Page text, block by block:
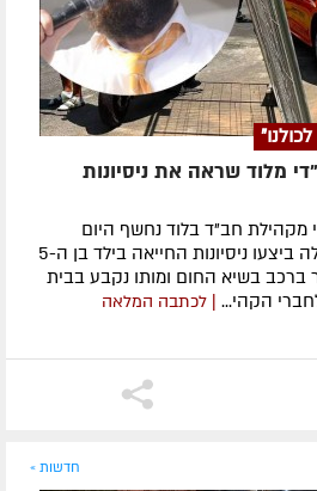
מלוד שראה את ניסיונות
חב"ד בלוד נחשף היום
לסיטואציה בה אנשי ההצלה ביצעו ניסיונות החייאה בילד בן ה-5
ברכב בשיא החום ומותו נקבע בבית
הקהי...
| לכתבה המלאה
חדשות »